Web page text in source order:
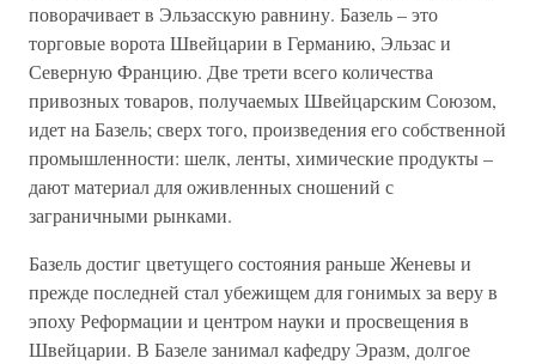
поворачивает в Эльзасскую равнину. Базель – это
торговые ворота Швейцарии в Германию, Эльзас и
Северную Францию. Две трети всего количества
привозных товаров, получаемых Швейцарским Союзом,
идет на Базель; сверх того, произведения его собственной
промышленности: шелк, ленты, химические продукты –
дают материал для оживленных сношений с
заграничными рынками.
Базель достиг цветущего состояния раньше Женевы и
прежде последней стал убежищем для гонимых за веру в
эпоху Реформации и центром науки и просвещения в
Швейцарии. В Базеле занимал кафедру Эразм, долгое